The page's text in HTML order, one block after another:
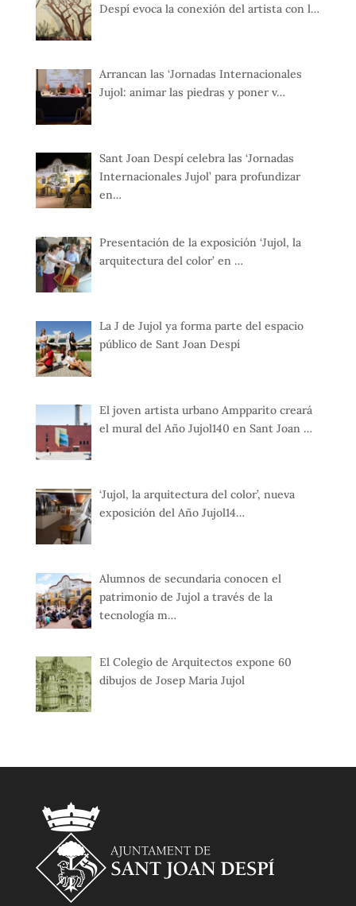
Despí evoca la conexión del artista con l…
Arrancan las ‘Jornadas Internacionales
Jujol: animar las piedras y poner v…
Sant Joan Despí celebra las ‘Jornadas
Internacionales Jujol’ para profundizar
en…
Presentación de la exposición ‘Jujol, la
arquitectura del color’ en …
La J de Jujol ya forma parte del espacio
público de Sant Joan Despí
El joven artista urbano Ampparito creará
el mural del Año Jujol140 en Sant Joan …
‘Jujol, la arquitectura del color’, nueva
exposición del Año Jujol14…
Alumnos de secundaria conocen el
patrimonio de Jujol a través de la
tecnología m…
El Colegio de Arquitectos expone 60
dibujos de Josep Maria Jujol